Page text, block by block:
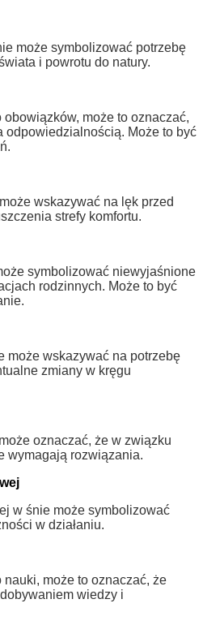
może symbolizować potrzebę
i powrotu do natury.
może to oznaczać,
odpowiedzialnością. Może to być
wskazywać na lęk przed
strefy komfortu.
symbolizować niewyjaśnione
rodzinnych. Może to być
może wskazywać na potrzebę
zmiany w kręgu
oznaczać, że w związku
wymagają rozwiązania.
w śnie może symbolizować
w działaniu.
może to oznaczać, że
wiedzy i